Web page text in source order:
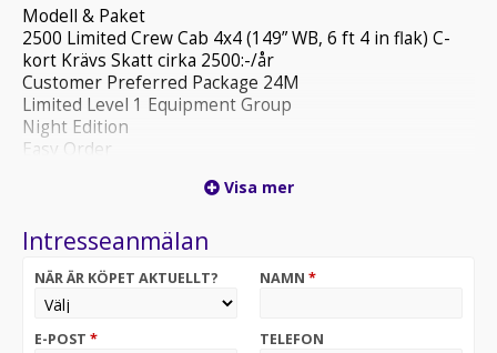
Modell & Paket
2500 Limited Crew Cab 4x4 (149” WB, 6 ft 4 in flak) C-
kort Krävs Skatt cirka 2500:-/år
Customer Preferred Package 24M
Limited Level 1 Equipment Group
Night Edition
Easy Order
6.7L Cummins I-6 HO turbodiesel
Transfer case hasplåt (skid plate shield)
Exteriör
Diamond Black Crystal Pearl
Visa mer
Intresseanmälan
NÄR ÄR KÖPET AKTUELLT? NAMN *
E-POST * TELEFON